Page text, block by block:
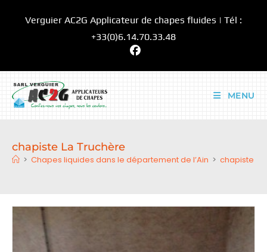
Verguier AC2G Applicateur de chapes fluides | Tél :
+33(0)6.14.70.33.48
MENU
chapiste La Truchère
> Chapes liquides dans le département de l’Ain > chapiste La